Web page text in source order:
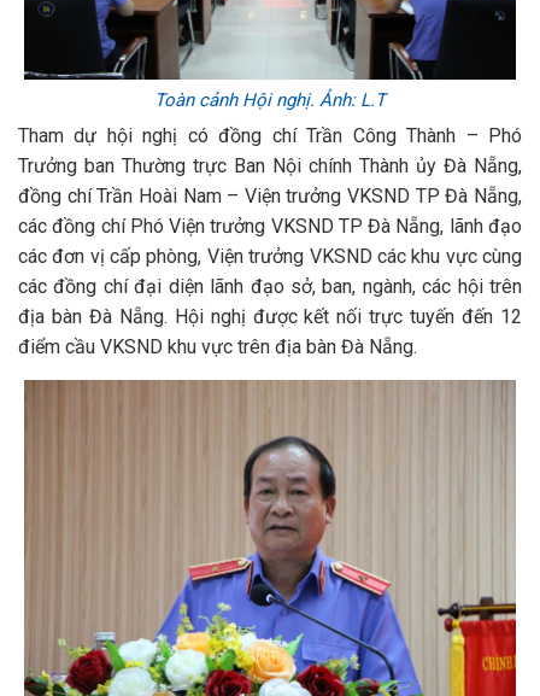
Toàn cảnh Hội nghị. Ảnh: L.T
Tham dự hội nghị có đồng chí Trần Công Thành – Phó
Trưởng ban Thường trực Ban Nội chính Thành ủy Đà Nẵng,
đồng chí Trần Hoài Nam – Viện trưởng VKSND TP Đà Nẵng,
các đồng chí Phó Viện trưởng VKSND TP Đà Nẵng, lãnh đạo
các đơn vị cấp phòng, Viện trưởng VKSND các khu vực cùng
các đồng chí đại diện lãnh đạo sở, ban, ngành, các hội trên
địa bàn Đà Nẵng. Hội nghị được kết nối trực tuyến đến 12
điểm cầu VKSND khu vực trên địa bàn Đà Nẵng.